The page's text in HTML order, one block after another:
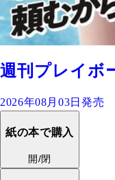
週刊プレイボ
2026年08月03日発売
紙の本で購入
開/閉